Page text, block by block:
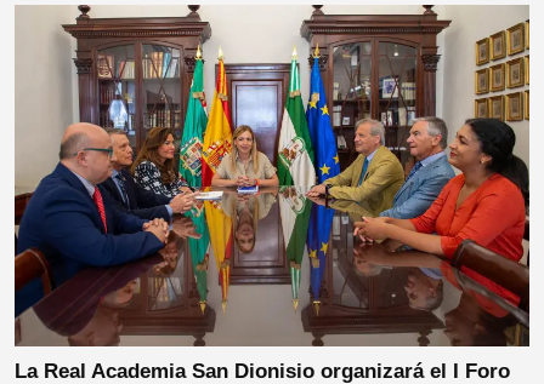
La Real Academia San Dionisio organizará el I Foro